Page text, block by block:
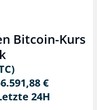
Bitcoin-Kurs
€
24H